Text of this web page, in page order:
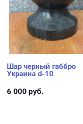
Шар черный габбро
Украина d-10
6 000 руб.